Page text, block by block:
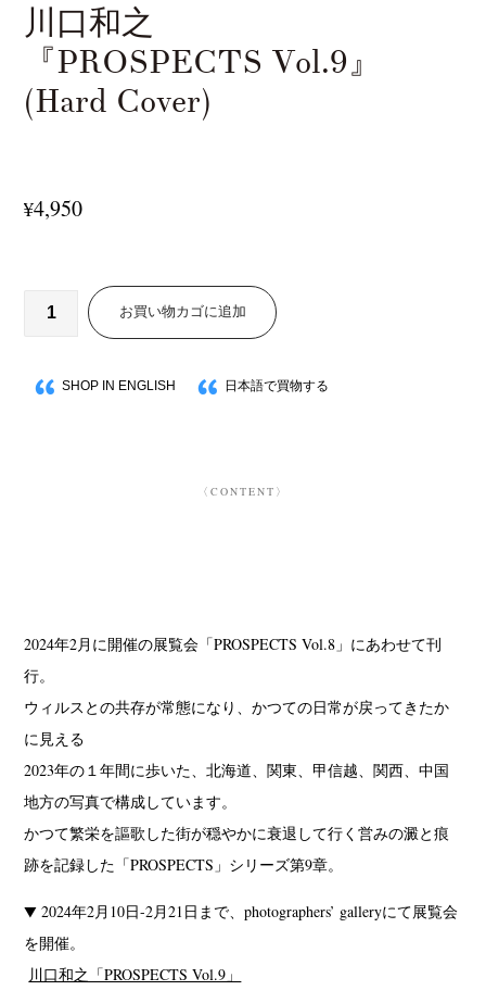
川口和之
『PROSPECTS Vol.9』
(Hard Cover)
¥4,950
お買い物カゴに追加
SHOP IN ENGLISH 日本語で買物する
〈CONTENT〉
2024年2月に開催の展覧会「PROSPECTS Vol.8」にあわせて刊
行。
ウィルスとの共存が常態になり、かつての日常が戻ってきたか
に見える
2023年の１年間に歩いた、北海道、関東、甲信越、関西、中国
地方の写真で構成しています。
かつて繁栄を謳歌した街が穏やかに衰退して行く営みの澱と痕
跡を記録した「PROSPECTS」シリーズ第9章。
▼ 2024年2月10日-2月21日まで、photographers’ galleryにて展覧会
を開催。
川口和之「PROSPECTS Vol.9」